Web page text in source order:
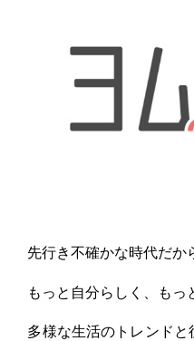
先行き不確かな時代だか
もっと自分らしく、もっ
多様な生活のトレンド